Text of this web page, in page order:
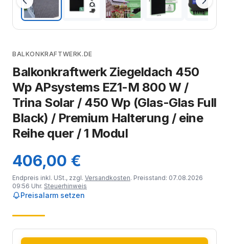
BALKONKRAFTWERK.DE
Balkonkraftwerk Ziegeldach 450
Wp APsystems EZ1-M 800 W /
Trina Solar / 450 Wp (Glas-Glas Full
Black) / Premium Halterung / eine
Reihe quer / 1 Modul
406,00 €
Endpreis inkl. USt., zzgl. Versandkosten. Preisstand: 07.08.2026
09:56 Uhr. Steuerhinweis
Preisalarm setzen